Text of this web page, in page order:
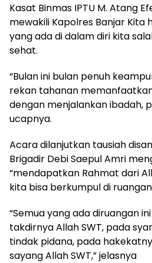
Kasat Binmas IPTU M. Atang
mewakili Kapolres Banjar Kita
yang ada di dalam diri kita
sehat.
“Bulan ini bulan penuh
rekan tahanan
dengan menjalankan ibadah,
ucapnya.
Acara dilanjutkan tausiah
Brigadir Debi Saepul Amri
“mendapatkan Rahmat dari
kita bisa berkumpul di ruangan
“Semua yang ada diruangan
takdirnya Allah SWT, pada
tindak pidana, pada
sayang Allah SWT,” jelasnya